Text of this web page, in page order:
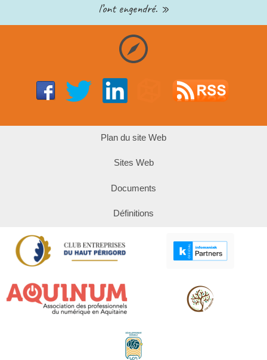
l’ont engendré. »
Plan du site Web
Sites Web
Documents
Définitions